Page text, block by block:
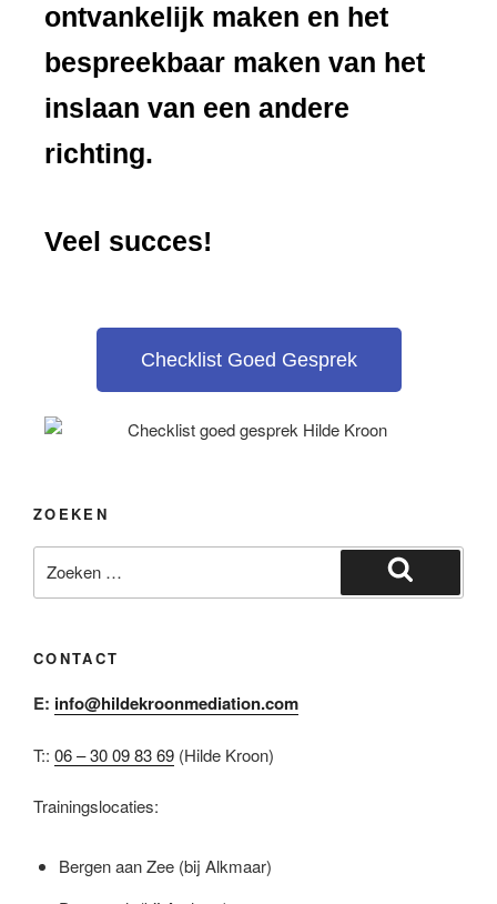
ontvankelijk maken en het
bespreekbaar maken van het
inslaan van een andere
richting.
Veel succes!
Checklist Goed Gesprek
ZOEKEN
CONTACT
E: info@hildekroonmediation.com
T:: 06 – 30 09 83 69 (Hilde Kroon)
Trainingslocaties:
Bergen aan Zee (bij Alkmaar)